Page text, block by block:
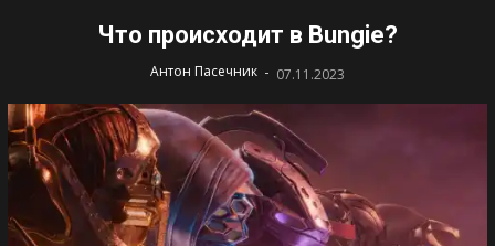
Что происходит в Bungie?
Антон Пасечник - 07.11.2023